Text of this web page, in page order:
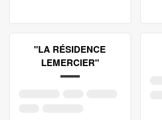
"LA RÉSIDENCE
LEMERCIER"